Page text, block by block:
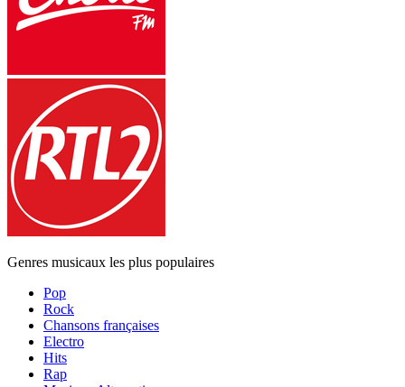
Genres musicaux les plus populaires
Pop
Rock
Chansons françaises
Electro
Hits
Rap